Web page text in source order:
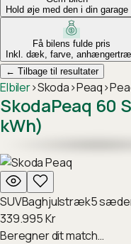
Hold øje med den i din garage
Få bilens fulde pris
Inkl. dæk, farve,
← Tilbage til resultater
Elbiler›Skoda›Peaq›
SkodaPeaq 60
kWh)
SUVBaghjulstræk5
339.995Kr
Beregner dit match…